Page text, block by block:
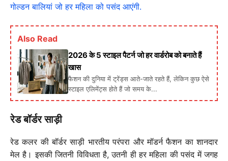
गोल्डन बालियां जो हर महिला को पसंद आएंगी.
Also Read
2026 के 5 स्टाइल पैटर्न जो हर वार्डरोब को बनाते हैं
खास
फैशन की दुनिया में ट्रेंड्स आते-जाते रहते हैं, लेकिन कुछ ऐसे
स्टाइल एलिमेंट्स होते हैं जो समय के...
रेड बॉर्डर साड़ी
रेड कलर की बॉर्डर साड़ी भारतीय परंपरा और मॉडर्न फैशन का शानदार
मेल है। इसकी जितनी विविधता है, उतनी ही हर महिला की पसंद में जगह